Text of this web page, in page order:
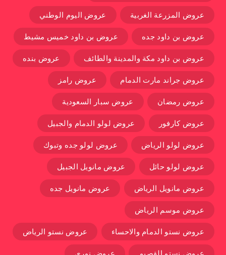
عروض المزرعة الغربية عروض اليوم الوطني
عروض بن داود جده عروض بن داود خميس مشيط
عروض بن داود مكة والمدينة والطائف عروض بنده
عروض جراند مارت الدمام عروض رامز
عروض رمضان عروض سبار السعودية
عروض كارفور عروض لولو الدمام والجبيل
عروض لولو الرياض عروض لولو جده وتبوك
عروض لولو حائل عروض مانويل الجبيل
عروض مانويل الرياض عروض مانويل جده
عروض موسم الرياض
عروض نستو الدمام والاحساء عروض نستو الرياض